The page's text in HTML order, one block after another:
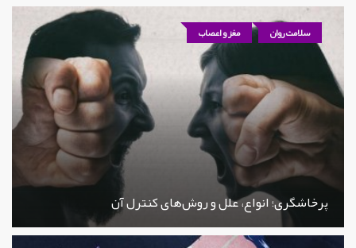
سلامت روان مغز و اعصاب
پرخاشگری؛ انواع، علل و روش‌های کنترل آن